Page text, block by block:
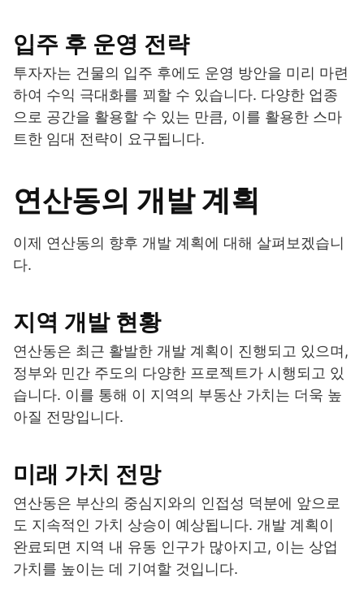
입주 후 운영 전략
투자자는 건물의 입주 후에도 운영 방안을 미리 마련
하여 수익 극대화를 꾀할 수 있습니다. 다양한 업종
으로 공간을 활용할 수 있는 만큼, 이를 활용한 스마
트한 임대 전략이 요구됩니다.
연산동의 개발 계획
이제 연산동의 향후 개발 계획에 대해 살펴보겠습니
다.
지역 개발 현황
연산동은 최근 활발한 개발 계획이 진행되고 있으며,
정부와 민간 주도의 다양한 프로젝트가 시행되고 있
습니다. 이를 통해 이 지역의 부동산 가치는 더욱 높
아질 전망입니다.
미래 가치 전망
연산동은 부산의 중심지와의 인접성 덕분에 앞으로
도 지속적인 가치 상승이 예상됩니다. 개발 계획이
완료되면 지역 내 유동 인구가 많아지고, 이는 상업
가치를 높이는 데 기여할 것입니다.